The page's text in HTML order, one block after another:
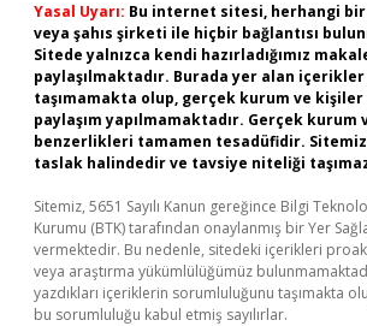
Yasal Uyarı: Bu internet sitesi, herhangi
veya şahıs şirketi ile hiçbir bağlantısı
Sitede yalnızca kendi hazırladığımız
paylaşılmaktadır. Burada yer alan
taşımamakta olup, gerçek kurum ve kişiler
paylaşım yapılmamaktadır. Gerçek
benzerlikleri tamamen tesadüfidir.
taslak halindedir ve tavsiye niteliği
Sitemiz, 5651 Sayılı Kanun gereğince Bilgi
Kurumu (BTK) tarafından onaylanmış bir Yer
vermektedir. Bu nedenle, sitedeki içerikleri
veya araştırma yükümlülüğümüz
yazdıkları içeriklerin sorumluluğunu taşımakta
bu sorumluluğu kabul etmiş sayılırlar.